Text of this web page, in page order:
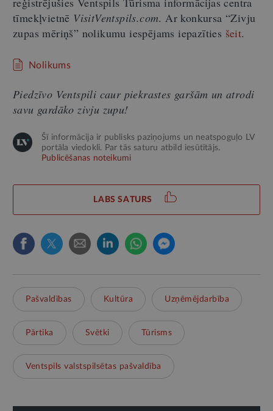
tīmekļvietnē VisitVentspils.com. Ar konkursa “Zivju
zupas mēriņš” nolikumu iespējams iepazīties šeit.
Nolikums
Piedzīvo Ventspili caur piekrastes garšām un atrodi
savu gardāko zivju zupu!
Šī informācija ir publisks paziņojums un neatspoguļo LV
portāla viedokli. Par tās saturu atbild iesūtītājs.
Publicēšanas noteikumi
LABS SATURS
Pašvaldības Kultūra Uzņēmējdarbība
Pārtika Svētki Tūrisms
Ventspils valstspilsētas pašvaldība